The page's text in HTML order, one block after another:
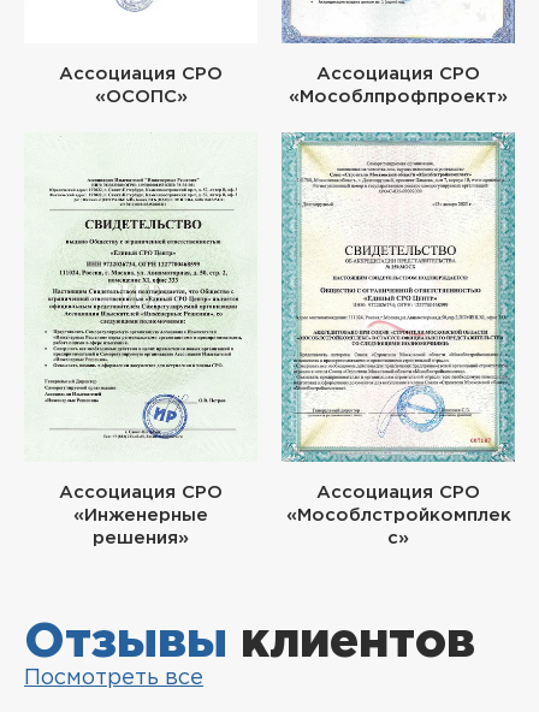
Ассоциация СРО
«ОСОПС»
Ассоциация СРО
«Мособлпрофпроект»
Ассоциация СРО
«Инженерные
решения»
Ассоциация СРО
«Мособлстройкомплек
с»
Отзывы клиентов
Посмотреть все